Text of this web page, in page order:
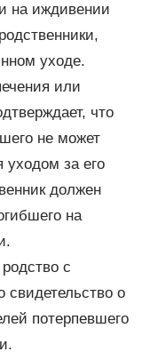
на иждивении
уходе.
или
что
не может
уходом за его
должен
на
с
свидетельство о
потерпевшего